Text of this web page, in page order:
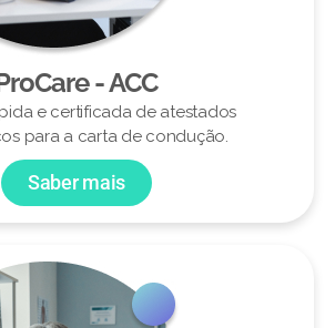
- ACC
e certificada de atestados
para a carta de condução.
Saber mais